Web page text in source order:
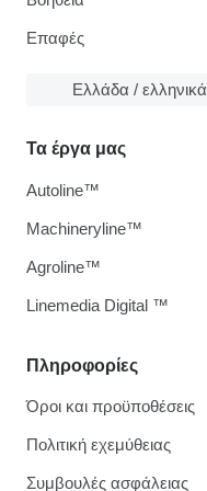
Επαφές
Ελλάδα / ελληνικά
Πληροφορίες
Όροι και προϋποθέσεις
Πολιτική εχεμύθειας
Συμβουλές ασφάλειας
Τα έργα μας
Autoline™
Machineryline™
Agroline™
Linemedia Digital ™